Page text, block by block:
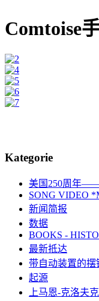
Comtoise
Kategorie
美国250周年——
SONG VIDEO
新闻简报
数据
BOOKS -
最新抵达
带自动装置的摆
起源
上马恩-克洛夫